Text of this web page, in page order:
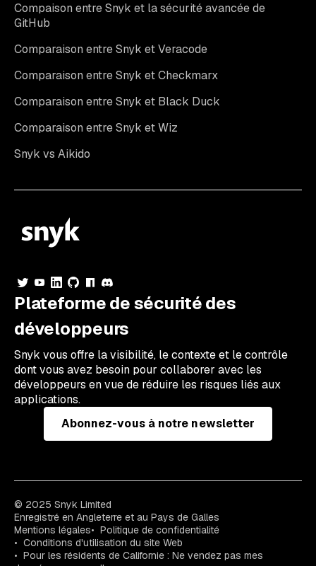
Compaison entre Snyk et la sécurité avancée de
GitHub
Comparaison entre Snyk et Veracode
Comparaison entre Snyk et Checkmarx
Comparaison entre Snyk et Black Duck
Comparaison entre Snyk et Wiz
Snyk vs Aikido
Plateforme de sécurité des
développeurs
Snyk vous offre la visibilité, le contexte et le contrôle
dont vous avez besoin pour collaborer avec les
développeurs en vue de réduire les risques liés aux
applications.
Abonnez-vous à notre newsletter
© 2025 Snyk Limited
Enregistré en Angleterre et au Pays de Galles
Mentions légales
Politique de confidentialité
Conditions d'utilisation du site Web
Pour les résidents de Californie : Ne vendez pas mes